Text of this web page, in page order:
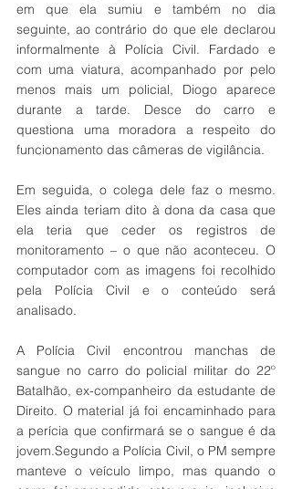
em que ela sumiu e também no dia
seguinte, ao contrário do que ele declarou
informalmente à Polícia Civil. Fardado e
com uma viatura, acompanhado por pelo
menos mais um policial, Diogo aparece
durante a tarde. Desce do carro e
questiona uma moradora a respeito do
funcionamento das câmeras de vigilância.
Em seguida, o colega dele faz o mesmo.
Eles ainda teriam dito à dona da casa que
ela teria que ceder os registros de
monitoramento – o que não aconteceu. O
computador com as imagens foi recolhido
pela Polícia Civil e o conteúdo será
analisado.
A Polícia Civil encontrou manchas de
sangue no carro do policial militar do 22º
Batalhão, ex-companheiro da estudante de
Direito. O material já foi encaminhado para
a perícia que confirmará se o sangue é da
jovem.Segundo a Polícia Civil, o PM sempre
manteve o veículo limpo, mas quando o